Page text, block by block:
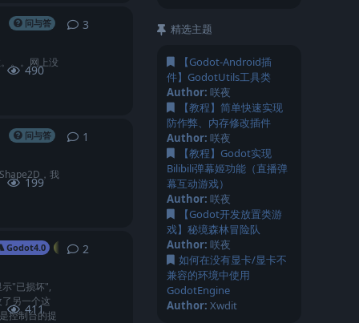
问与答
490
。。网上没
3
问与答
199
，我
1
Godot4.0 GDScript
411
"已损坏",
另一个这
控制台的提
2
精选主题
【Godot-Android插
件】GodotUtils工具类
Author: 咲夜
【教程】简单快速实现
防作弊、内存修改插件
Author: 咲夜
【教程】Godot实现
Bilibili弹幕姬功能（直播弹
幕互动游戏）
Author: 咲夜
【Godot开发放置类游
戏】秘境森林冒险队
Author: 咲夜
如何在没有显卡/显卡不
兼容的环境中使用
GodotEngine
Author: Xwdit